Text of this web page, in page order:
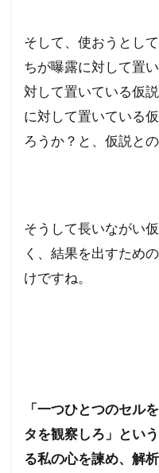
そして、使おうとし
ちが曝露に対して置
対して置いている仮
に対して置いている
ろうか？と、仮説と
そうして長いながい
く、結果を出すため
けですね。
「一つひとつのセル
タを観察しろ」とい
る私の心を諫め、解